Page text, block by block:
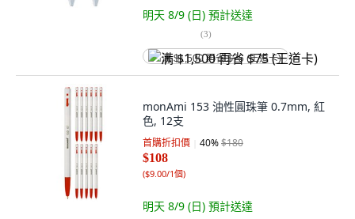
明天 8/9 (日) 預計送達
(3)
满 $1,500 再省 $75 (王道卡)
monAmi 153 油性圓珠筆 0.7mm, 紅
色, 12支
首購折扣價 40%$180
$108
($9.00/1個)
明天 8/9 (日) 預計送達